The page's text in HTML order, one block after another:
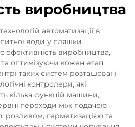
виробництва
автоматизації в
води у пляшки
ефективність виробництва,
оптимізуючи кожен етап
таких систем розташовані
контролери, які
кілька функцій машини,
переходи між подачею
розливом, герметизацією та